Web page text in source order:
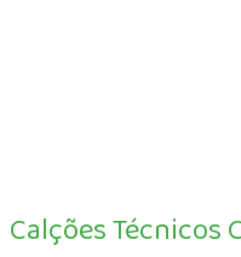
Calções Técnicos